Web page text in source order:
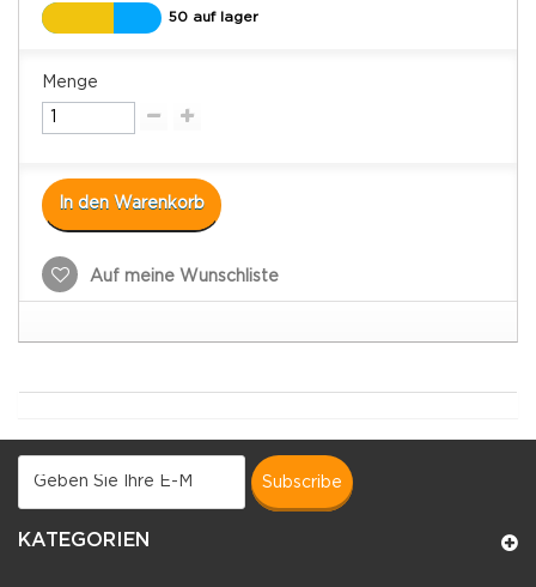
50 auf lager
Menge
In den Warenkorb
Auf meine Wunschliste
subscribe
KATEGORIEN